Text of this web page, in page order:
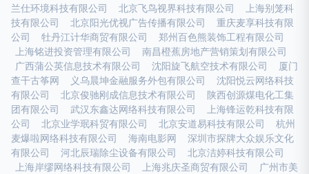
兰仕环境科技有限公司
北京飞鸟视界科技有限公司
上海别笼科
技有限公司
北京阳光优视广告传播有限公司
重庆麦享科技有限
公司
牡丹江计华商贸有限公司
郑州百色熊装饰工程有限公司
上海铭进投资管理有限公司
南昌橙蕉房地产营销策划有限公司
广西蒲公英信息技术有限公司
沈阳旋飞航空技术有限公司
厦门
查干古筝网
义乌晨坤金融服务外包有限公司
沈阳悦云网络科技
有限公司
北京俊驰刚成信息技术有限公司
陕西创源煤电化工集
团有限公司
武汉东鑫达网络科技有限公司
上海锋运乾科技有限
公司
北京业学珉科贸有限公司 北京安道易科技有限公司
杭州
麦爆啦网络科技有限公司
海南电影网
深圳市探牌大众娱乐文化
有限公司
河北辰瑞除尘设备有限公司
北京洁婷科技有限公司
上海岸缪网络科技有限公司
上海兆庆圣商贸有限公司
广州市美